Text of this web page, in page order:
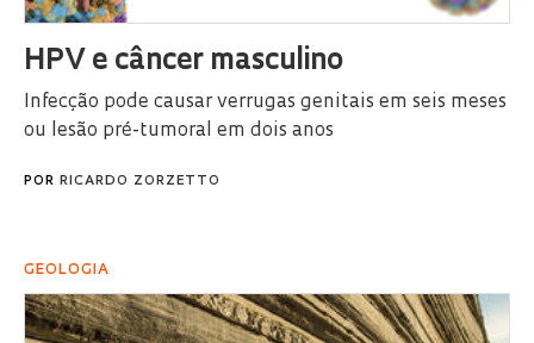
HPV e câncer masculino
Infecção pode causar verrugas genitais em seis meses
ou lesão pré-tumoral em dois anos
POR RICARDO ZORZETTO
GEOLOGIA